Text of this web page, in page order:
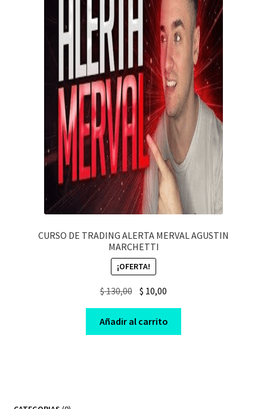
CURSO DE TRADING ALERTA MERVAL AGUSTIN
MARCHETTI
¡OFERTA!
$130,00 Original
price
was:
$ 130,00.
$ 10,00
price
is:
$ 10,00.
Añadir al carrito